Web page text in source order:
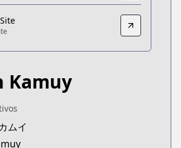
shonenjump/chapters/
Kamuy
ムイ